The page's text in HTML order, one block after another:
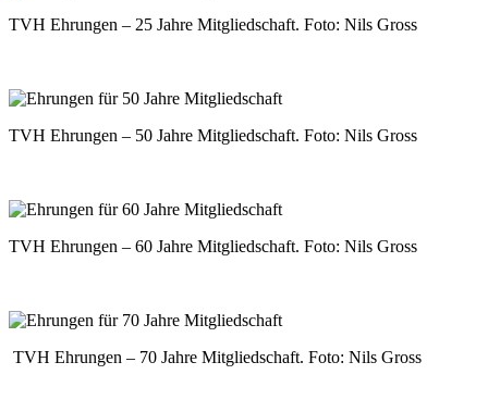
TVH Ehrungen – 25 Jahre Mitgliedschaft. Foto: Nils Gross
TVH Ehrungen – 50 Jahre Mitgliedschaft. Foto: Nils Gross
TVH Ehrungen – 60 Jahre Mitgliedschaft. Foto: Nils Gross
TVH Ehrungen – 70 Jahre Mitgliedschaft. Foto: Nils Gross